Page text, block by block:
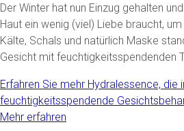
Der Winter hat nun Einzug gehalten
Haut ein wenig (viel) Liebe braucht,
Kälte, Schals und natürlich Maske
Gesicht mit feuchtigkeitsspendenden
Erfahren Sie mehr Hydralessence, die
feuchtigkeitsspendende
Mehr erfahren